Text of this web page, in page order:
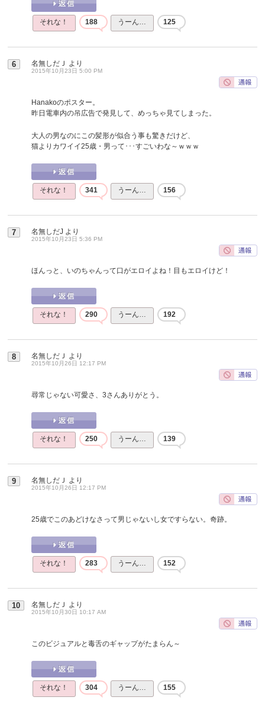
それな！ 188 うーん… 125
6 名無しだＪ より
2015年10月23日 5:00 PM
Hanakoのポスター。
昨日電車内の吊広告で発見して、めっちゃ見てしまった。
大人の男なのにこの髪形が似合う事も驚きだけど、
猫よりカワイイ25歳・男って･･･すごいわな～ｗｗｗ
それな！ 341 うーん… 156
7 名無しだJ より
2015年10月23日 5:36 PM
ほんっと、いのちゃんって口がエロイよね！目もエロイけど！
それな！ 290 うーん… 192
8 名無しだＪ より
2015年10月26日 12:17 PM
尋常じゃない可愛さ、3さんありがとう。
それな！ 250 うーん… 139
9 名無しだＪ より
2015年10月26日 12:17 PM
25歳でこのあどけなさって男じゃないし女ですらない。奇跡。
それな！ 283 うーん… 152
10 名無しだＪ より
2015年10月30日 10:17 AM
このビジュアルと毒舌のギャップがたまらん～
それな！ 304 うーん… 155